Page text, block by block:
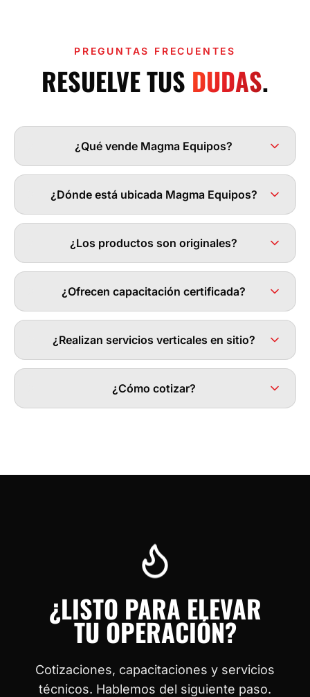
PREGUNTAS FRECUENTES
RESUELVE TUS DUDAS.
¿Qué vende Magma Equipos?
¿Dónde está ubicada Magma Equipos?
¿Los productos son originales?
¿Ofrecen capacitación certificada?
¿Realizan servicios verticales en sitio?
¿Cómo cotizar?
¿LISTO PARA ELEVAR
TU OPERACIÓN?
Cotizaciones, capacitaciones y servicios
técnicos. Hablemos del siguiente paso.